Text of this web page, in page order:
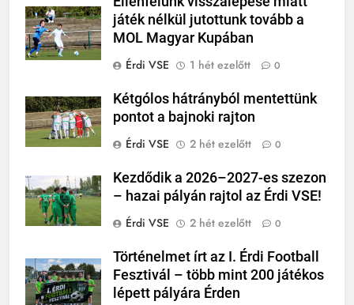
játék nélkül jutottunk tovább a
MOL Magyar Kupában
Érdi VSE
1 hét ezelőtt 0
Kétgólos hátrányból mentettünk
pontot a bajnoki rajton
Érdi VSE
2 hét ezelőtt 0
Kezdődik a 2026–2027-es szezon
– hazai pályán rajtol az Érdi VSE!
Érdi VSE
2 hét ezelőtt 0
Történelmet írt az I. Érdi Football
Fesztivál – több mint 200 játékos
lépett pályára Érden